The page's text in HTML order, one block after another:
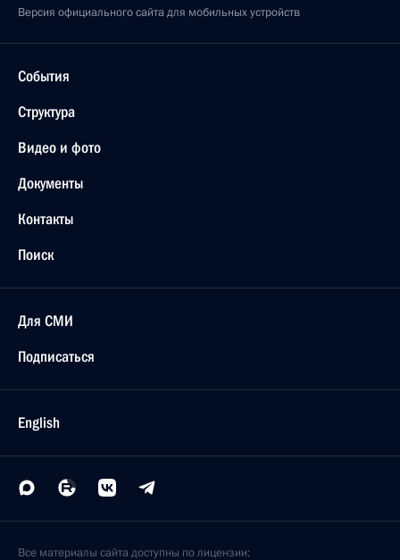
Версия официального сайта для мобильных устройств
События
Структура
Видео и фото
Документы
Контакты
Поиск
Для СМИ
Подписаться
English
Все материалы сайта доступны по лицензии: